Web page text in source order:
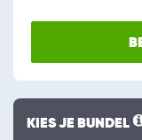
KIES JE BUNDEL